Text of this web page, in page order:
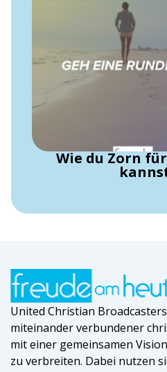
Wie du Zorn
United Christian
miteinander verbundener
mit einer gemeinsamen
zu verbreiten. Dabei nutzen